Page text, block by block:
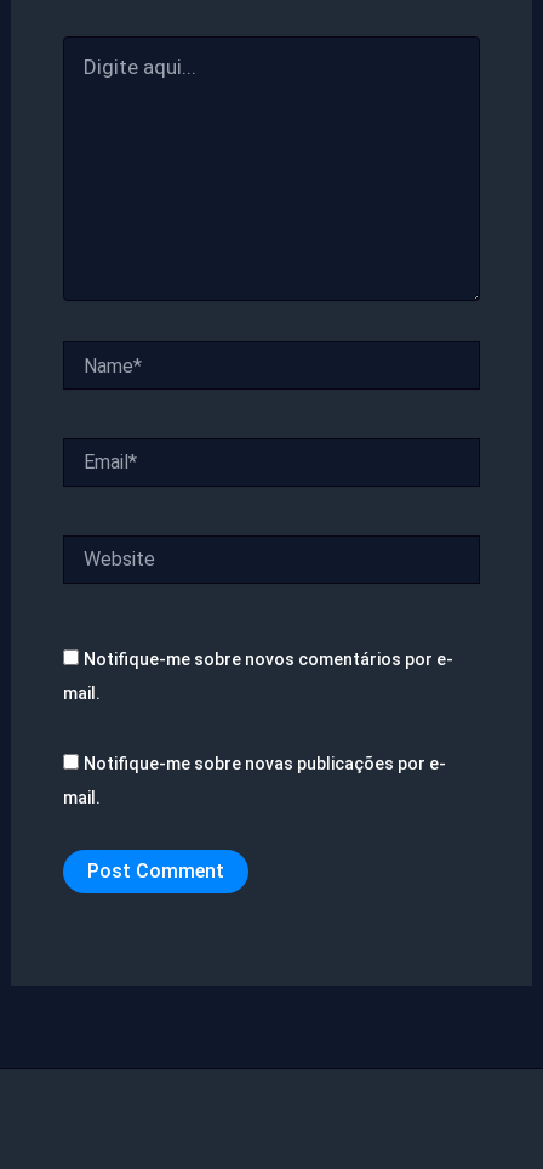
aqui...
Notifique-me sobre novos comentários por e-
mail.
Notifique-me sobre novas publicações por e-
mail.